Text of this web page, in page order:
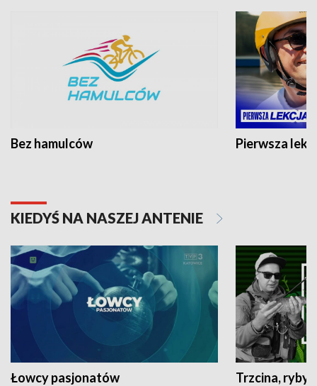
Bez hamulców Pierwsza
KIEDYŚ NA NASZEJ ANTENIE
Łowcy pasjonatów Trzcina, ryby